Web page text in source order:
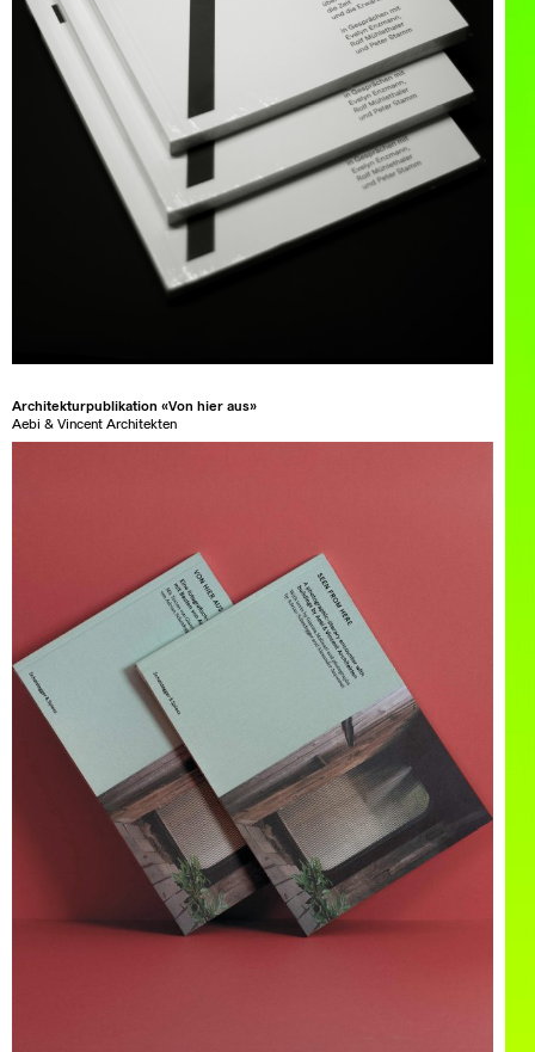
Architekturpublikation «Von hier aus»
Aebi & Vincent Architekten